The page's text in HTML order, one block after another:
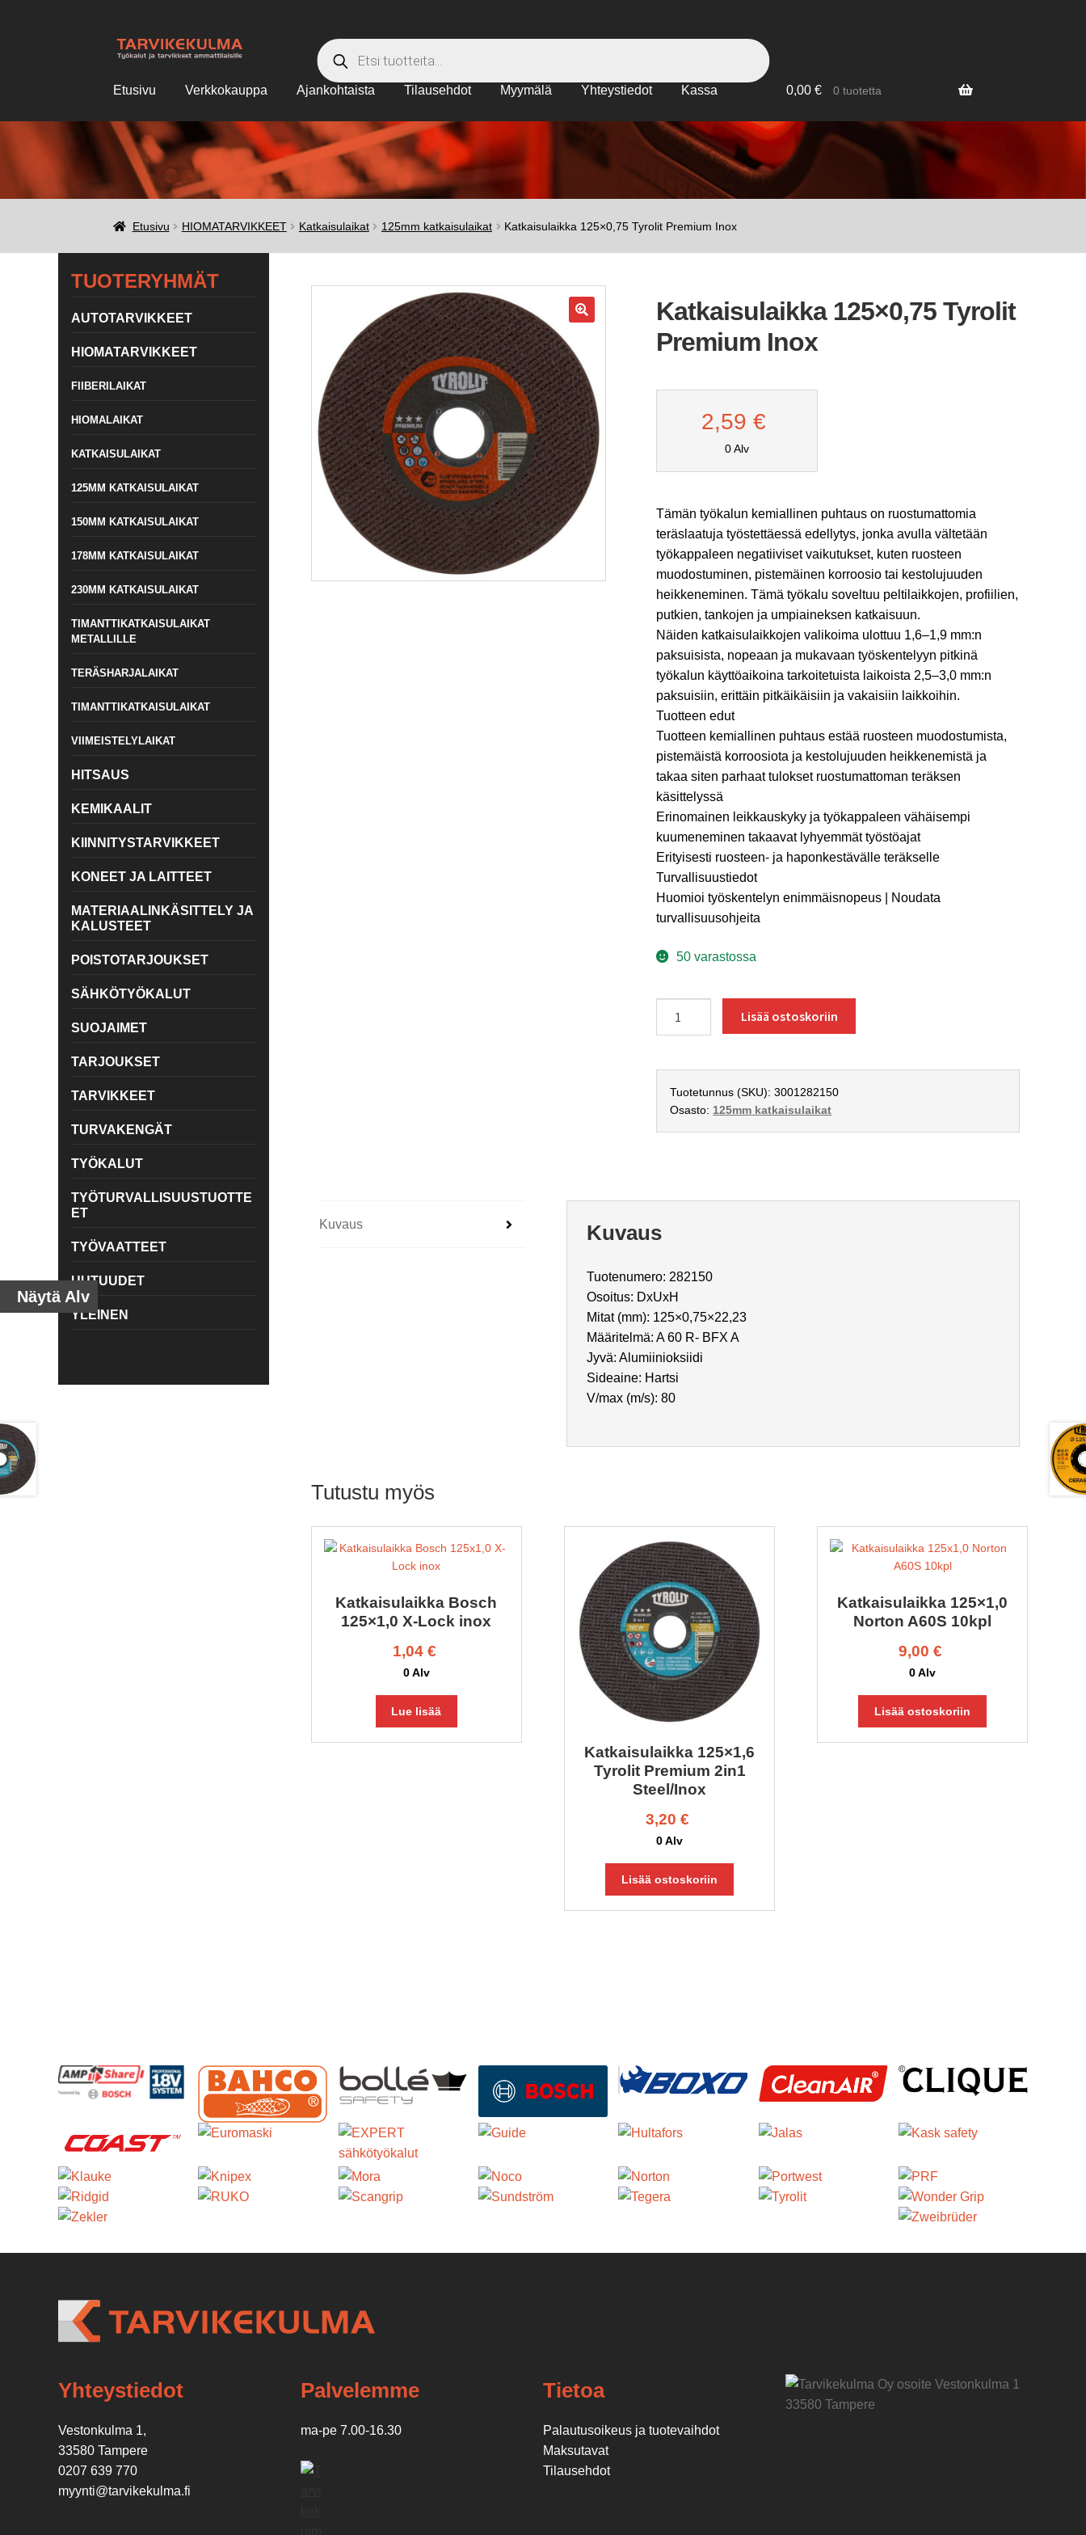
Näytä Alv
Siirry
navigointiin
Siirry
sisältöön
Products
search
Etusivu Verkkokauppa Ajankohtaista Tilausehdot Myymälä Yhteystiedot Kassa
EtusivuAjankohtaista Kassa Kauppa Maksutavat Myymälä Oma tili Ostoskori Palautusoikeus ja tuotevaihdot
Tilausehdot YHTEYSTIEDOT
0,00 € 0 tuotetta
Etusivu HIOMATARVIKKEET Katkaisulaikat 125mm katkaisulaikat Katkaisulaikka 125×0,75 Tyrolit Premium Inox
Katkaisulaikka 125×0,75 Tyrolit
Premium Inox
2,59€
0 Alv
Tämän työkalun kemiallinen puhtaus on ruostumattomia
teräslaatuja työstettäessä edellytys, jonka avulla vältetään
työkappaleen negatiiviset vaikutukset, kuten ruosteen
muodostuminen, pistemäinen korroosio tai kestolujuuden
heikkeneminen. Tämä työkalu soveltuu peltilaikkojen, profiilien,
putkien, tankojen ja umpiaineksen katkaisuun.
Näiden katkaisulaikkojen valikoima ulottuu 1,6–1,9 mm:n
paksuisista, nopeaan ja mukavaan työskentelyyn pitkinä
työkalun käyttöaikoina tarkoitetuista laikoista 2,5–3,0 mm:n
paksuisiin, erittäin pitkäikäisiin ja vakaisiin laikkoihin.
Tuotteen edut
Tuotteen kemiallinen puhtaus estää ruosteen muodostumista,
pistemäistä korroosiota ja kestolujuuden heikkenemistä ja
takaa siten parhaat tulokset ruostumattoman teräksen
käsittelyssä
Erinomainen leikkauskyky ja työkappaleen vähäisempi
kuumeneminen takaavat lyhyemmät työstöajat
Erityisesti ruosteen- ja haponkestävälle teräkselle
Turvallisuustiedot
Huomioi työskentelyn enimmäisnopeus | Noudata
turvallisuusohjeita
50 varastossa
Premium
Inox
määrä
Lisää ostoskoriin
Tuotetunnus (SKU):3001282150
Osasto: 125mm katkaisulaikat
Kuvaus Kuvaus
Tuotenumero: 282150
Osoitus: DxUxH
Mitat (mm): 125×0,75×22,23
Määritelmä: A 60 R- BFX A
Jyvä: Alumiinioksiidi
Sideaine: Hartsi
V/max (m/s): 80
Tutustu myös
Katkaisulaikka Bosch
125×1,0 X-Lock inox
1,04 €
0 Alv
Lue lisää
Katkaisulaikka 125×1,6
Tyrolit Premium 2in1
Steel/Inox
3,20 €
0 Alv
Lisää ostoskoriin
Katkaisulaikka 125×1,0
Norton A60S 10kpl
9,00€
0 Alv
Lisää ostoskoriin
TUOTERYHMÄT
AUTOTARVIKKEET
HIOMATARVIKKEET
FIIBERILAIKAT
HIOMALAIKAT
KATKAISULAIKAT
125MM KATKAISULAIKAT
150MM KATKAISULAIKAT
178MM KATKAISULAIKAT
230MM KATKAISULAIKAT
TIMANTTIKATKAISULAIKAT
METALLILLE
TERÄSHARJALAIKAT
TIMANTTIKATKAISULAIKAT
VIIMEISTELYLAIKAT
HITSAUS
KEMIKAALIT
KIINNITYSTARVIKKEET
KONEET JA LAITTEET
MATERIAALINKÄSITTELY JA
KALUSTEET
POISTOTARJOUKSET
SÄHKÖTYÖKALUT
SUOJAIMET
TARJOUKSET
TARVIKKEET
TURVAKENGÄT
TYÖKALUT
TYÖTURVALLISUUSTUOTTE
ET
TYÖVAATTEET
UUTUUDET
YLEINEN
Yhteystiedot
Vestonkulma 1,
33580 Tampere
0207 639 770
myynti@tarvikekulma.fi
Palvelemme
ma-pe 7.00-16.30
Tietoa
Palautusoikeus ja tuotevaihdot
Maksutavat
Tilausehdot